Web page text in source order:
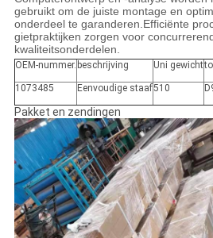
gebruikt om de juiste montage en
onderdeel te garanderen.Efficiënte
gietpraktijken zorgen voor
kwaliteitsonderdelen.
OEM-nummer. beschrijving Uni gewicht
1073485 Eenvoudige staaf510
Pakket en zendingen